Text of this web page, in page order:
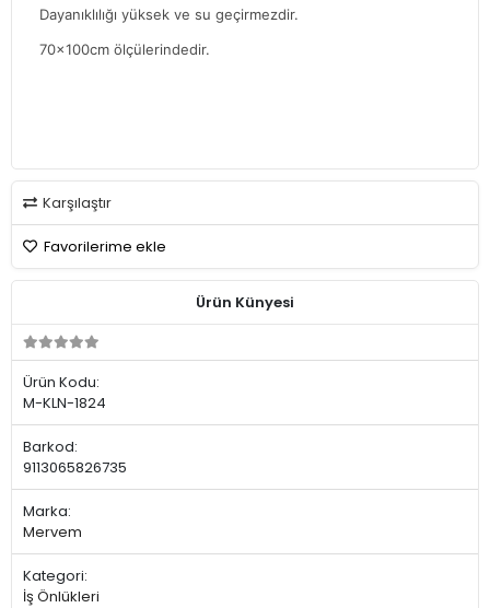
Dayanıklılığı yüksek ve su geçirmezdir.
70x100cm ölçülerindedir.
Karşılaştır
Favorilerime ekle
Ürün Künyesi
Ürün Kodu:
M-KLN-1824
Barkod:
9113065826735
Marka:
Mervem
Kategori:
İş Önlükleri